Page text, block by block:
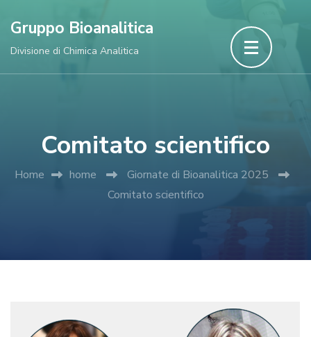
to
content
(Press
Gruppo Bioanalitica
Divisione di Chimica Analitica
Comitato scientifico
Home home
Giornate di Bioanalitica 2025
Comitato scientifico